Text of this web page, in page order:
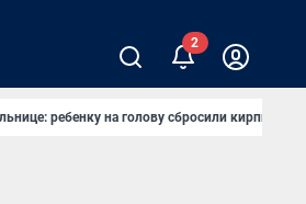
ребенку на голову сбросили кирпич